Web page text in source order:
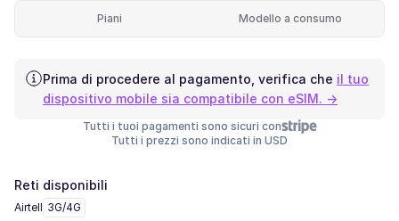
Piani
Modello a consumo
Prima di procedere al pagamento, verifica che il tuo
dispositivo mobile sia compatibile con eSIM. →
Tutti i tuoi pagamenti sono sicuri con
Tutti i prezzi sono indicati in USD
Reti disponibili
Airtell 3G/4G